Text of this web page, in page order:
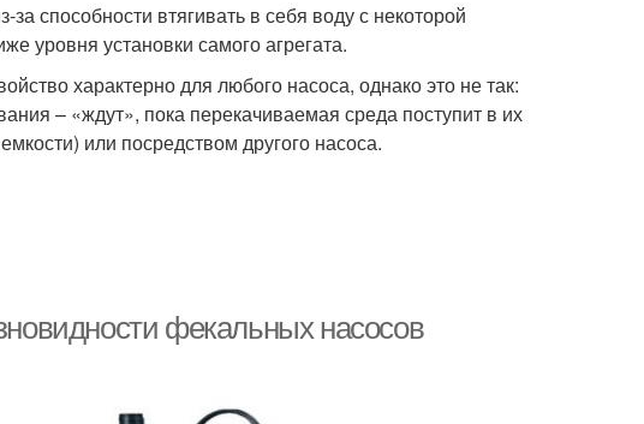
способности втягивать в себя воду с некоторой
уровня установки самого агрегата.
характерно для любого насоса, однако это не так:
– «ждут», пока перекачиваемая среда поступит в их
или посредством другого насоса.
фекальных насосов